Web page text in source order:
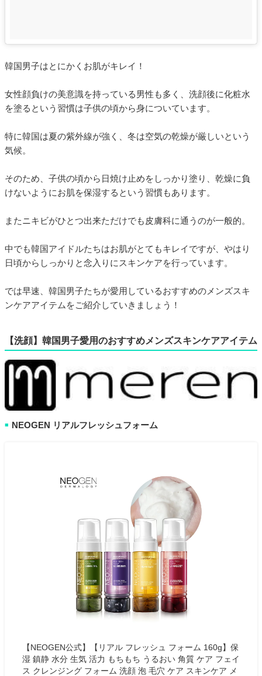
韓国男子はとにかくお肌がキレイ！
女性顔負けの美意識を持っている男性も多く、洗顔後に化粧水
を塗るという習慣は子供の頃から身についています。
特に韓国は夏の紫外線が強く、冬は空気の乾燥が厳しいという
気候。
そのため、子供の頃から日焼け止めをしっかり塗り、乾燥に負
けないようにお肌を保湿するという習慣もあります。
またニキビがひとつ出来ただけでも皮膚科に通うのが一般的。
中でも韓国アイドルたちはお肌がとてもキレイですが、やはり
日頃からしっかりと念入りにスキンケアを行っています。
では早速、韓国男子たちが愛用しているおすすめのメンズスキ
ンケアアイテムをご紹介していきましょう！
【洗顔】韓国男子愛用のおすすめメンズスキンケアアイテム
■ NEOGEN リアルフレッシュフォーム
【NEOGEN公式】【リアル フレッシュ フォーム 160g】保
湿 鎮静 水分 生気 活力 もちもち うるおい 角質 ケア フェイ
ス クレンジング フォーム 洗顔 泡 毛穴 ケア スキンケア メ